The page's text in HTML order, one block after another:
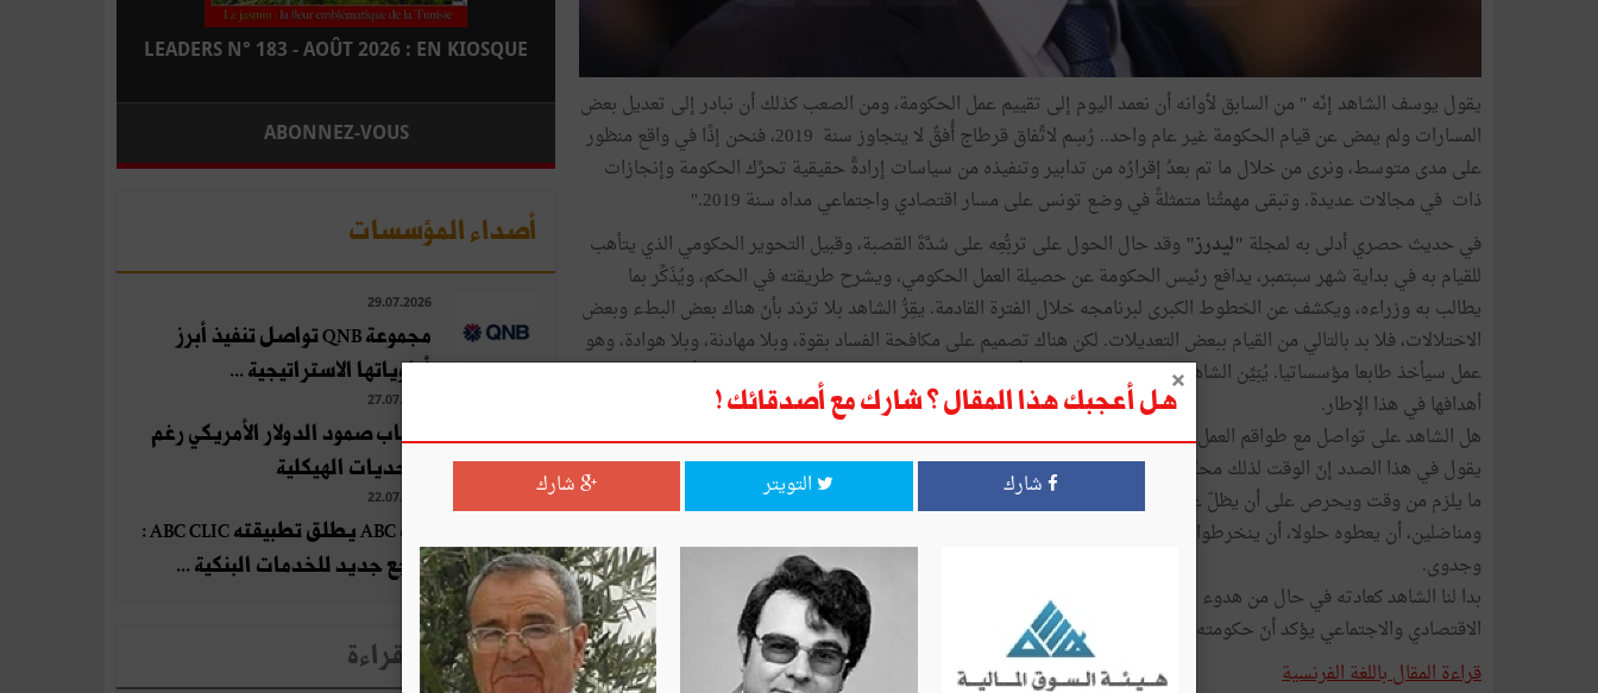
يقول يوسف الشاهد ﺇنّه " من السابق لأوانه أن نعمد اليوم إلى تقييم عمل الحكومة، ومن الصعب كذلك أن نبادر إلى تعديل بعض
المسارات ولم يمض عن قيام الحكومة غير عام واحد.. رُسِم لاتِّفاق قرطاج أُفقٌ لا يتجاوز سنة 2019، فنحن إذًا في واقع منظور
على مدى متوسط، ونرى من خلال ما تم بعدُ إقرارُه من تدابير وتنفيذه من سياسات إرادةً حقيقية تحرِّك الحكومة وإنجازات
ذات في مجالات عديدة. وتبقى مهمتُنا متمثلةً في وضع تونس على مسار اقتصادي واجتماعي مداه سنة 2019."
في حديث حصري أدلى به لمجلة "ليدرز" وقد حال الحول على تربُّعِه على سُدَّةَ القصبة، وقبيل التحوير الحكومي الذي يتأهب
للقيام به في بداية شهر سبتمبر، يدافع رئيس الحكومة عن حصيلة العمل الحكومي، ويشرح طريقته في الحكم، ويُذَكِّر بما
يطالب به وزراءه، ويكشف عن الخطوط الكبرى لبرنامجه خلال الفترة القادمة. يقِرُّ الشاهد بلا تردّد بأنّ هناك بعض البطء وبعض
الاختلالات، فلا بد بالتالي من القيام ببعض التعديلات. لكن هناك تصميم على مكافحة الفساد بقوة، وبلا مهادنة، وبلا هوادة، وهو
عمل سيأخذ طابعا مؤسساتيا. يُبَيِّن الشاهد بثقة في النفس كبيرة أنّ حكومته تعمل من منظور مداه سنة 2019 وأنها تضع
أهدافها في هذا الإطار.
هل الشاهد على تواصل مع طواقم العمل من حوله بما فيه الكفاية؟ هل يسعى إلى الاستماع إلى أعضاده في سعة من الوقت؟
يقول في هذا الصدد ﺇنّ الوقت لذلك محكوم بجملة من الفروض والضغوطات والأمور المستعجلة، لكنه يؤكد أنه يخصص لذلك
ما يلزم من وقت ويحرص على أن يظلّ على اتصال بأعضاده باستمرار. هو يلحّ عليهم بشكل خاصّ أن يعملوا كمحاربين
ومناضلين، أن يعطوه حلولا، أن ينخرطوا بقوة في العمل التنموي وفي مقاومة الفساد وأن يأتوا بأفكار مبتكرة وببرامج ذات نفع
وجدوى.
بدا لنا الشاهد كعادته في حال من هدوء النفس رغم سخونة الأجواء في غمرة التحوير الحكومي، ورغم صعوبة الظرف
الاقتصادي والاجتماعي يؤكد أنّ حكومته قادرة على أن تنجز وعلى أن تُطَمْئِن.
قراءة المقال باللغة الفرنسية
LEADERS N° 183 - AOÛT 2026 : EN KIOSQUE
ABONNEZ-VOUS
أصداء المؤسسات
29.07.2026
مجموعة QNB تواصل تنفيذ أبرز
أولوياتها الاستراتيجية ...
27.07.2026
أسباب صمود الدولار الأمريكي رغم
التحديات الهيكلية
22.07.2026
بنك ABC يطلق تطبيقته ABC CLIC :
مرجع جديد للخدمات البنكية ...
الأخبار الأكثر قراءة
هل أعجبك هذا المقال ؟ شارك مع أصدقائك !
شارك التويتر شارك